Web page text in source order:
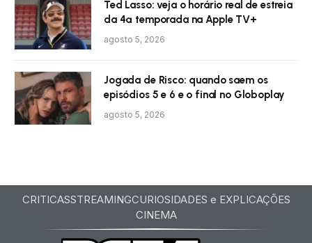
Ted Lasso: veja o horário real de estreia
da 4ª temporada na Apple TV+
agosto 5, 2026
Jogada de Risco: quando saem os
episódios 5 e 6 e o final no Globoplay
agosto 5, 2026
CRITICASSTREAMINGCURIOSIDADES e EXPLICAÇÕES
CINEMA